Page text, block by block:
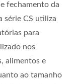
fechamento da
série CS utiliza
para
nos
alimentos e
ao tamanho